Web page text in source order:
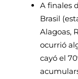
A finales
Brasil
Alagoas,
ocurrió
cayó el